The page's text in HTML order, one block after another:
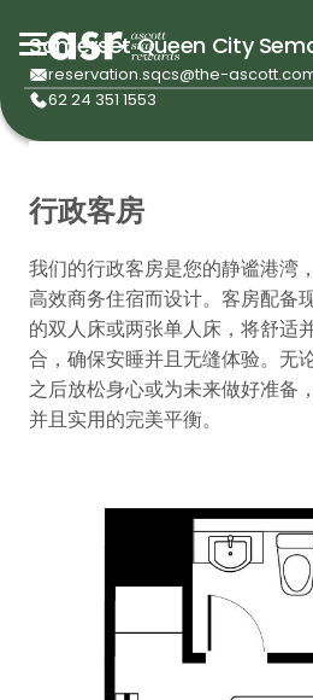
Somerset Queen City
reservation.sqcs@the-
62 24 351 1553
行政客房
我们的行政客房是您的静谧港湾
高效商务住宿而设计。客房配备
的双人床或两张单人床，将舒适
合，确保安睡并且无缝体验。无
之后放松身心或为未来做好准备
并且实用的完美平衡。